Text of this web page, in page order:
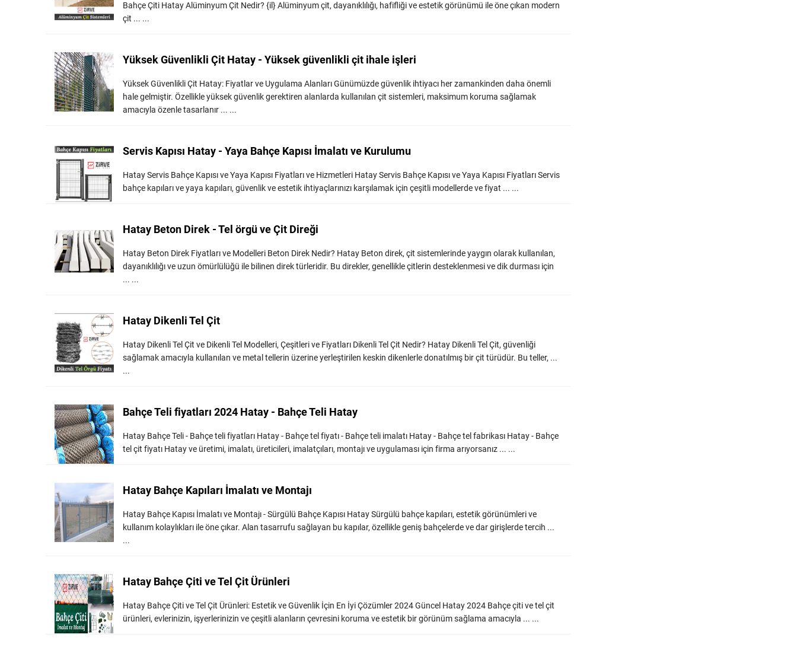
Bahçe Çiti Hatay Alüminyum Çit Nedir? {il} Alüminyum çit, dayanıklılığı, hafifliği ve estetik görünümü ile öne çıkan modern
çit ... ...
Yüksek Güvenlikli Çit Hatay - Yüksek güvenlikli çit ihale işleri
Yüksek Güvenlikli Çit Hatay: Fiyatlar ve Uygulama Alanları Günümüzde güvenlik ihtiyacı her zamankinden daha önemli
hale gelmiştir. Özellikle yüksek güvenlik gerektiren alanlarda kullanılan çit sistemleri, maksimum koruma sağlamak
amacıyla özenle tasarlanır ... ...
Servis Kapısı Hatay - Yaya Bahçe Kapısı İmalatı ve Kurulumu
Hatay Servis Bahçe Kapısı ve Yaya Kapısı Fiyatları ve Hizmetleri Hatay Servis Bahçe Kapısı ve Yaya Kapısı Fiyatları Servis
bahçe kapıları ve yaya kapıları, güvenlik ve estetik ihtiyaçlarınızı karşılamak için çeşitli modellerde ve fiyat ... ...
Hatay Beton Direk - Tel örgü ve Çit Direği
Hatay Beton Direk Fiyatları ve Modelleri Beton Direk Nedir? Hatay Beton direk, çit sistemlerinde yaygın olarak kullanılan,
dayanıklılığı ve uzun ömürlülüğü ile bilinen direk türleridir. Bu direkler, genellikle çitlerin desteklenmesi ve dik durması için
... ...
Hatay Dikenli Tel Çit
Hatay Dikenli Tel Çit ve Dikenli Tel Modelleri, Çeşitleri ve Fiyatları Dikenli Tel Çit Nedir? Hatay Dikenli Tel Çit, güvenliği
sağlamak amacıyla kullanılan ve metal tellerin üzerine yerleştirilen keskin dikenlerle donatılmış bir çit türüdür. Bu teller, ...
...
Bahçe Teli fiyatları 2024 Hatay - Bahçe Teli Hatay
Hatay Bahçe Teli - Bahçe teli fiyatları Hatay - Bahçe tel fiyatı - Bahçe teli imalatı Hatay - Bahçe tel fabrikası Hatay - Bahçe
tel çit fiyatı Hatay ve üretimi, imalatı, üreticileri, imalatçıları, montajı ve uygulaması için firma arıyorsanız ... ...
Hatay Bahçe Kapıları İmalatı ve Montajı
Hatay Bahçe Kapısı İmalatı ve Montajı - Sürgülü Bahçe Kapısı Hatay Sürgülü bahçe kapıları, estetik görünümleri ve
kullanım kolaylıkları ile öne çıkar. Alan tasarrufu sağlayan bu kapılar, özellikle geniş bahçelerde ve dar girişlerde tercih ...
...
Hatay Bahçe Çiti ve Tel Çit Ürünleri
Hatay Bahçe Çiti ve Tel Çit Ürünleri: Estetik ve Güvenlik İçin En İyi Çözümler 2024 Güncel Hatay 2024 Bahçe çiti ve tel çit
ürünleri, evlerinizin, işyerlerinizin ve çeşitli alanların çevresini koruma ve estetik bir görünüm sağlama amacıyla ... ...